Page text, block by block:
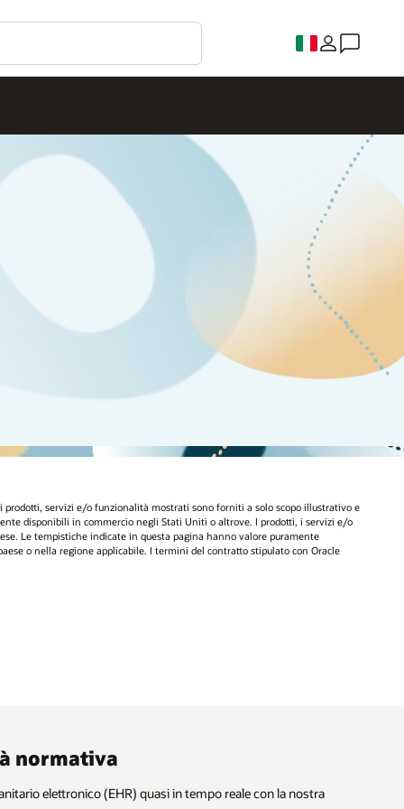
servizi e/o funzionalità mostrati sono forniti a solo scopo illustrativo e
disponibili in commercio negli Stati Uniti o altrove. I prodotti, i servizi e/o
Le tempistiche indicate in questa pagina hanno valore puramente
o nella regione applicabile. I termini del contratto stipulato con Oracle
normativa
elettronico (EHR) quasi in tempo reale con la nostra